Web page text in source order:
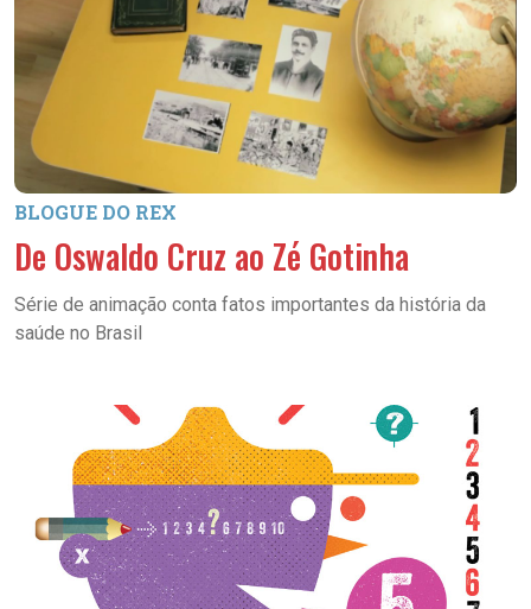
BLOGUE DO REX
De Oswaldo Cruz ao Zé Gotinha
Série de animação conta fatos importantes da história da
saúde no Brasil